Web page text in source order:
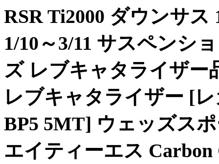
RSR Ti2000 ダウンサ
1/10～3/11 サスペンシ
ズ レブキャタライザー
レブキャタライザー [
BP5 5MT] ウェッズス
エイティーエス